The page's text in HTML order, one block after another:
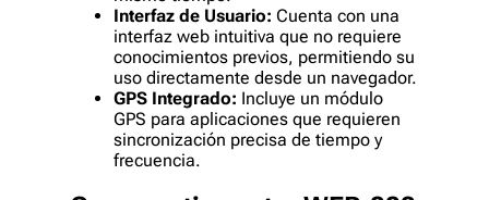
Interfaz de Usuario: Cuenta con una
interfaz web intuitiva que no requiere
conocimientos previos, permitiendo su
uso directamente desde un navegador.
GPS Integrado: Incluye un módulo
GPS para aplicaciones que requieren
sincronización precisa de tiempo y
frecuencia.